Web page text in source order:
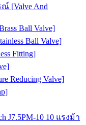
[Valve And
Ball Valve]
Ball Valve]
Fitting]
Reducing Valve]
J7.5PM-10 10 แรงม้า